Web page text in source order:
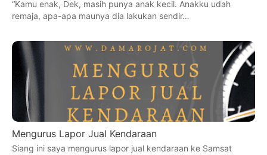
“Kamu enak, Dek, masih punya anak kecil. Anakku udah
remaja, apa-apa maunya dia lakukan sendir…
Mengurus Lapor Jual Kendaraan
Siang ini saya mengurus lapor jual kendaraan ke Samsat